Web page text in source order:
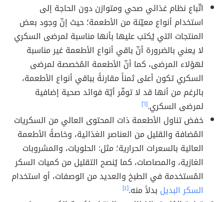
اتّباع نظام غذائي صحي ومتوازن دون الحاجة إلى
استخدام أنواع معيّنة من الأطعمة؛ حيث إنّ وجود بعض
المنتجات التي يُكتب عليها بأنها مناسبة لمرضى السكري
لا يعني بالضرورة أنّ باقي أنواع الأطعمة غير مناسبة
لهؤلاء المرضى، كما أنّ الأطعمة المُخصصة لمرضى
السكري تكون أعلى ثمناً مقارنةً بباقي أنواع الأطعمة،
بالرغم من أنها قد لا توفّر أيّة فوائد صحية إضافية
لمرضى السكري.[٦]
خفض تناول الأطعمة ذات المحتوى العالي من السكريات
المُضافة والقليل من العناصر الغذائية، وخاصةً الأطعمة
العالية بالسعرات الحرارية؛ مثل: الحلويات، والمشروبات
الغازية، والمصاصات، كما يُنصح التقليل من كميات السكر
المُستخدمة في الطبخ والعديد من الوصفات، أو استخدام
السكر البديل بدلاً منه.[٤]